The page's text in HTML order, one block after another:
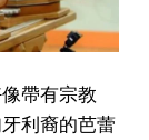
帶有宗教
利裔的芭蕾